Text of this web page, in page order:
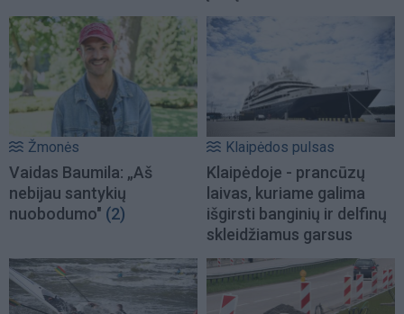
Žmonės
Vaidas Baumila: „Aš
nebijau santykių
nuobodumo" (2)
Klaipėdos pulsas
Klaipėdoje - prancūzų
laivas, kuriame galima
išgirsti banginių ir delfinų
skleidžiamus garsus